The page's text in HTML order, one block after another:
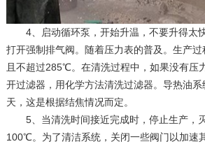
4、启动循环泵，开始升温，不要升得太
打开强制排气阀。随着压力表的普及。生产过
且不超过285℃。在清洗过程中，如果没有压
开过滤器，用化学方法清洗过滤器。导热油
天，这是根据结焦情况而定。
5、当清洗时间接近完成时，停止生产，
100℃。为了清洁系统，关闭一些阀门以加速